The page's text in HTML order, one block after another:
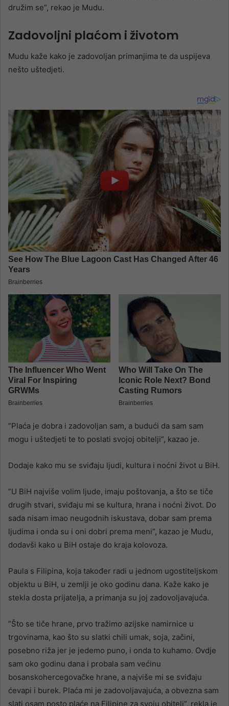
družim se”, rekao je Mudu.
Zadovoljni plaćom i životom
Mudu kaže kako je zadovoljan primanjima te da uspijeva
nešto uštedjeti.
”Plaća je dobra i zadovoljan sam, a budući da sam sam
mogu i uštedjeti te to poslati svojoj obitelji”, kazao je.
Dodaje kako mu se sviđaju ljudi, kultura i noćni život u BiH.
”U BiH najviše volim ljude, imaju poštovanja, a što se tiče
drugih stvari, sviđaju mi se kultura, hrana i noćni život. Do
sada nisam imao neugodnih iskustava, dobar sam prema
ljudima i onda su i oni dobri prema meni”, kazao je Mudu,
dodavši kako u BiH ostaje do kraja kolovoza.
Paula s Filipina, koja također radi u jednom ugostiteljskom
objektu u BiH, u zemlji je oko godinu dana. Kaže kako je
stekla dosta prijatelja, a primanja su joj zadovoljavajuća.
”Što se tiče hrane, prvo tražimo azijske namirnice u
trgovinama, kao što su slatki chili umak, soja, začini,
posebno riža jer je jedemo puno, i onda to kuhamo. Ovdje
sam oko godinu dana i probala sam većinu
bosanskohercegovačke hrane, a najviše mi se sviđaju
ćevapi i burek. Plaća mi je zadovoljavajuća, a obvezna sam
slati osam posto plaće na Filipine za svoju obitelj”, rekla je